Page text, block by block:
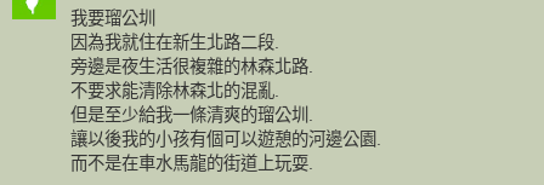
我要瑠公圳
因為我就住在新生北路二段.
旁邊是夜生活很複雜的林森北路.
不要求能清除林森北的混亂.
但是至少給我一條清爽的瑠公圳.
讓以後我的小孩有個可以遊憩的河邊公園.
而不是在車水馬龍的街道上玩耍.